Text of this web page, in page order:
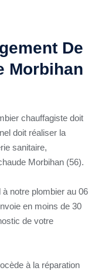
De
Morbihan
chauffagiste doit
doit réaliser la
sanitaire,
Morbihan (56).
notre plombier au 06
en moins de 30
de votre
à la réparation